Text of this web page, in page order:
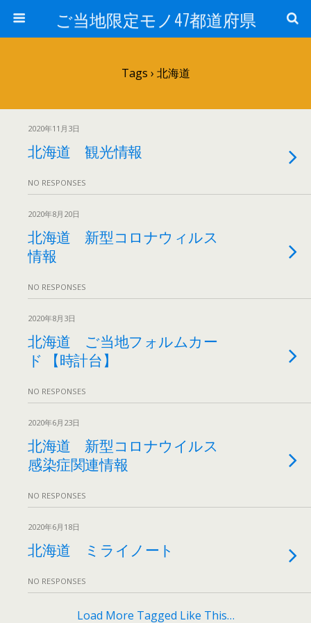
ご当地限定モノ47都道府県
Tags › 北海道
2020年11月3日
北海道 観光情報
NO RESPONSES
2020年8月20日
北海道 新型コロナウィルス
情報
NO RESPONSES
2020年8月3日
北海道 ご当地フォルムカー
ド 【時計台】
NO RESPONSES
2020年6月23日
北海道 新型コロナウイルス
感染症関連情報
NO RESPONSES
2020年6月18日
北海道 ミライノート
NO RESPONSES
Load More Tagged Like This…